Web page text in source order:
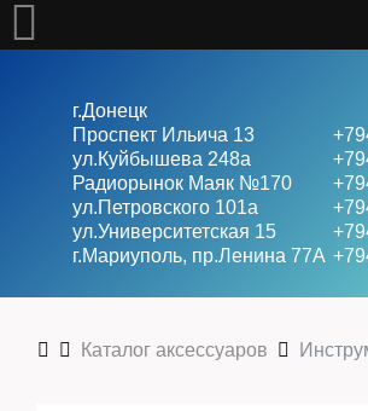
Велосипеды
Ролики
г.Донецк
Проспект Ильича 13
ул.Куйбышева 248а
Радиорынок Маяк №170
ул.Петровского 101a
ул.Университетская 15
г.Мариуполь, пр.Ленина 77А
Каталог аксессуаров